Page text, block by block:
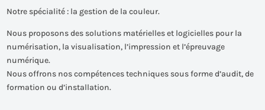
Notre spécialité : la gestion de la couleur.
Nous proposons des solutions matérielles et logicielles pour la
numérisation, la visualisation, l’impression et l’épreuvage
numérique.
Nous offrons nos compétences techniques sous forme d’audit, de
formation ou d’installation.